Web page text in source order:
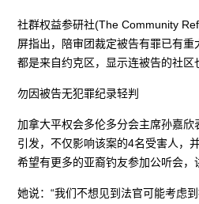
社群权益参研社(The Community
屏指出，陪审团裁定被告有罪已有重
都是来自约克区，显示连被告的社区
勿因被告无犯罪纪录轻判
加拿大平权会多伦多分会主席孙嘉
引发，不仅影响该案的4名受害人，
希望有更多的亚裔钓友参加公听会，
她说：“我们不想见到法官可能考虑